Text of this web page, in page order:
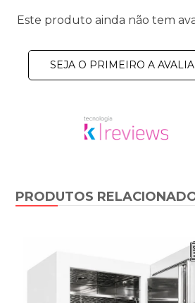
Este produto ainda não tem
SEJA O PRIMEIRO A
PRODUTOS